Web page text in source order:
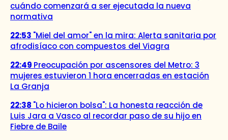
cuándo comenzará a ser ejecutada la nueva
normativa
22:53 "Miel del amor" en la mira: Alerta sanitaria por
afrodisíaco con compuestos del Viagra
22:49 Preocupación por ascensores del Metro: 3
mujeres estuvieron 1 hora encerradas en estación
La Granja
22:38 "Lo hicieron bolsa": La honesta reacción de
Luis Jara a Vasco al recordar paso de su hijo en
Fiebre de Baile